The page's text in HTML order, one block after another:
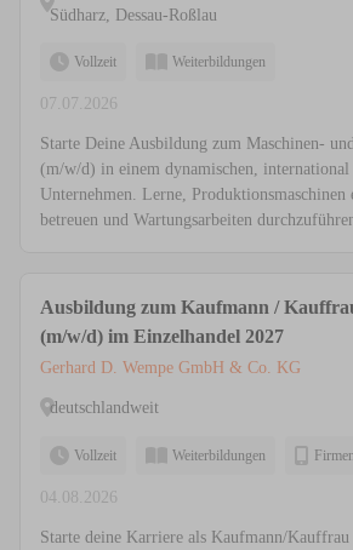
Südharz, Dessau-Roßlau
Vollzeit Weiterbildungen
07.07.2026
Starte Deine Ausbildung zum Maschinen-
(m/w/d) in einem dynamischen, international
Unternehmen. Lerne, Produktionsmaschinen
betreuen und Wartungsarbeiten
Ausbildung zum Kaufmann /
(m/w/d) im Einzelhandel 2027
Gerhard D. Wempe GmbH & Co. KG
deutschlandweit
Vollzeit Weiterbildungen
04.08.2026
Starte deine Karriere als Kaufmann/